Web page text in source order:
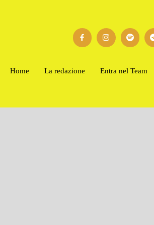
Home La redazione Entra nel Team